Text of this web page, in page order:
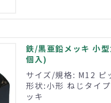
鉄/黒亜鉛メッキ 小
個入)
サイズ/規格: M12 ピ
形状:小形 ねじタイ
ッキ